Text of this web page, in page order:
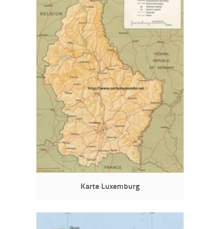
Karte Luxemburg